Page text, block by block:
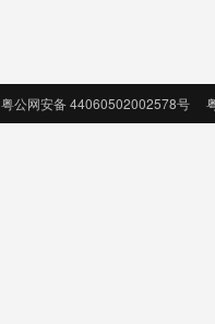
粤公网安备 44060502002578号